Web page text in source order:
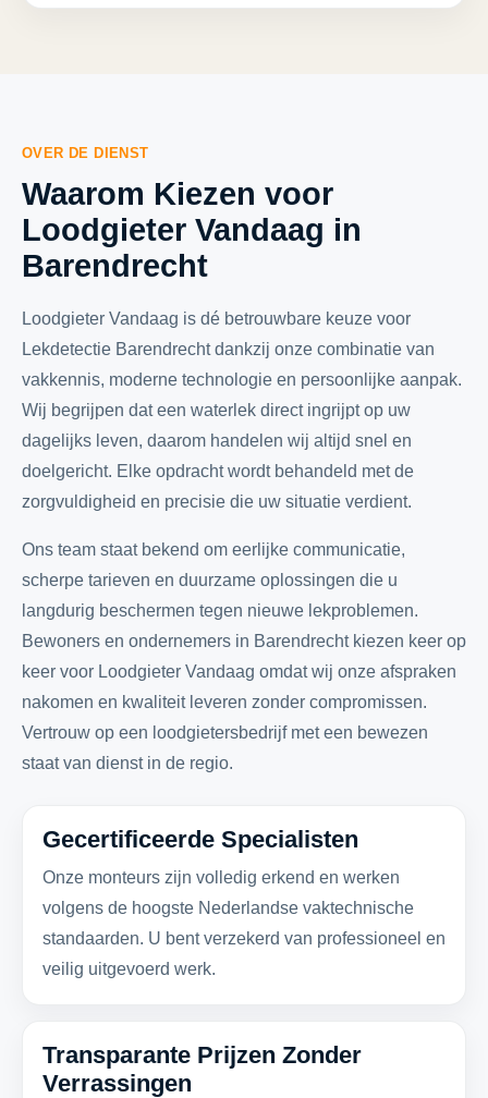
OVER DE DIENST
Waarom Kiezen voor
Loodgieter Vandaag in
Barendrecht
Loodgieter Vandaag is dé betrouwbare keuze voor
Lekdetectie Barendrecht dankzij onze combinatie van
vakkennis, moderne technologie en persoonlijke aanpak.
Wij begrijpen dat een waterlek direct ingrijpt op uw
dagelijks leven, daarom handelen wij altijd snel en
doelgericht. Elke opdracht wordt behandeld met de
zorgvuldigheid en precisie die uw situatie verdient.
Ons team staat bekend om eerlijke communicatie,
scherpe tarieven en duurzame oplossingen die u
langdurig beschermen tegen nieuwe lekproblemen.
Bewoners en ondernemers in Barendrecht kiezen keer op
keer voor Loodgieter Vandaag omdat wij onze afspraken
nakomen en kwaliteit leveren zonder compromissen.
Vertrouw op een loodgietersbedrijf met een bewezen
staat van dienst in de regio.
Gecertificeerde Specialisten
Onze monteurs zijn volledig erkend en werken
volgens de hoogste Nederlandse vaktechnische
standaarden. U bent verzekerd van professioneel en
veilig uitgevoerd werk.
Transparante Prijzen Zonder
Verrassingen